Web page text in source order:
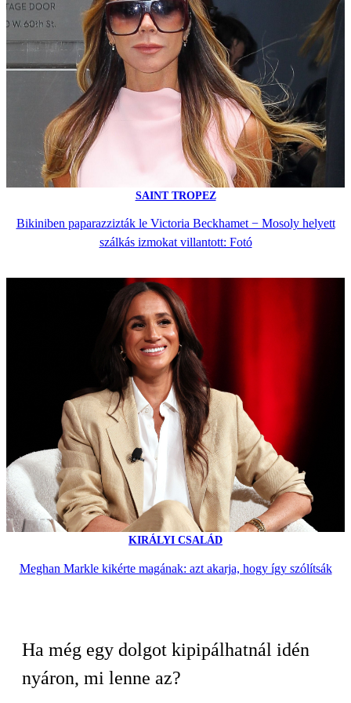
SAINT TROPEZ
Bikiniben paparazzizták le Victoria Beckhamet − Mosoly helyett
szálkás izmokat villantott: Fotó
KIRÁLYI CSALÁD
Meghan Markle kikérte magának: azt akarja, hogy így szólítsák
Ha még egy dolgot kipipálhatnál idén
nyáron, mi lenne az?